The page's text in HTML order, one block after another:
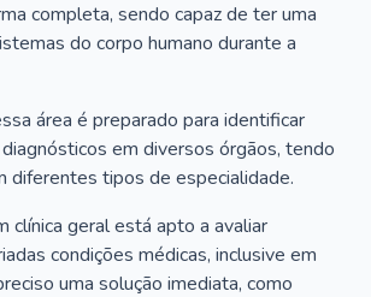
completa, sendo capaz de ter uma
do corpo humano durante a
área é preparado para identificar
em diversos órgãos, tendo
diferentes tipos de especialidade.
clínica geral está apto a avaliar
condições médicas, inclusive em
uma solução imediata, como